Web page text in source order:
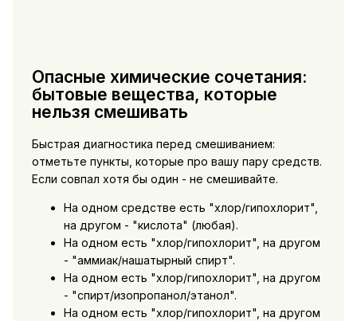
Опасные химические сочетания:
бытовые вещества, которые
нельзя смешивать
Быстрая диагностика перед смешиванием:
отметьте пункты, которые про вашу пару средств.
Если совпал хотя бы один - не смешивайте.
На одном средстве есть "хлор/гипохлорит",
на другом - "кислота" (любая).
На одном есть "хлор/гипохлорит", на другом
- "аммиак/нашатырный спирт".
На одном есть "хлор/гипохлорит", на другом
- "спирт/изопропанол/этанол".
На одном есть "хлор/гипохлорит", на другом